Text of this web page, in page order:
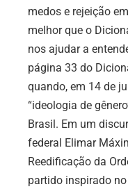
medos e rejeição
melhor que o
nos ajudar a
página 33 do
quando, em 14 de
“ideologia de
Brasil. Em um
federal Elimar
Reedificação da
partido inspirado